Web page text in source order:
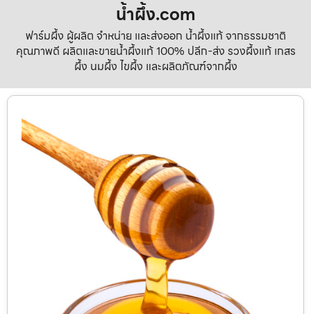
น้ำผึ้ง.com
ฟาร์มผึ้ง ผู้ผลิต จำหน่าย และส่งออก น้ำผึ้งแท้ จากธรรมชาติ
คุณภาพดี ผลิตและขายน้ำผึ้งแท้ 100% ปลีก-ส่ง รวงผึ้งแท้ เกสร
ผึ้ง นมผึ้ง ไขผึ้ง และผลิตภัณฑ์จากผึ้ง